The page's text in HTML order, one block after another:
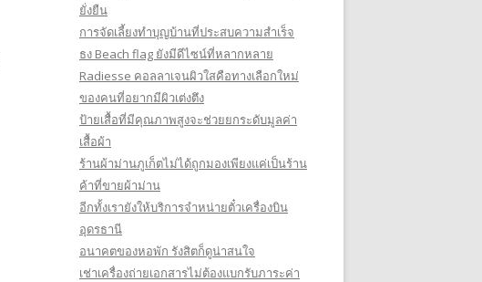
ยั่งยืน
การจัดเลี้ยงทำบุญบ้านที่ประสบความสำเร็จ
ธง Beach flag ยังมีดีไซน์ที่หลากหลาย
Radiesse คอลลาเจนผิวใสคือทางเลือกใหม่
ของคนที่อยากมีผิวเต่งตึง
ป้ายเสื้อที่มีคุณภาพสูงจะช่วยยกระดับมูลค่า
เสื้อผ้า
ร้านผ้าม่านภูเก็ตไม่ได้ถูกมองเพียงแค่เป็นร้าน
ค้าที่ขายผ้าม่าน
อีกทั้งเรายังให้บริการจำหน่ายตั๋วเครื่องบิน
อุดรธานี
อนาคตของหอพัก รังสิตก็ดูน่าสนใจ
เช่าเครื่องถ่ายเอกสารไม่ต้องแบกรับภาระค่า